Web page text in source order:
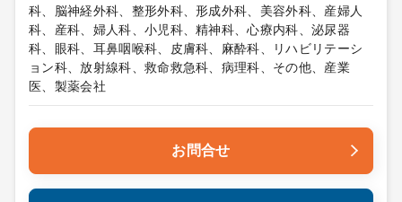
科、脳神経外科、整形外科、形成外科、美容外科、産婦人
科、産科、婦人科、小児科、精神科、心療内科、泌尿器
科、眼科、耳鼻咽喉科、皮膚科、麻酔科、リハビリテーシ
ョン科、放射線科、救命救急科、病理科、その他、産業
医、製薬会社
お問合せ